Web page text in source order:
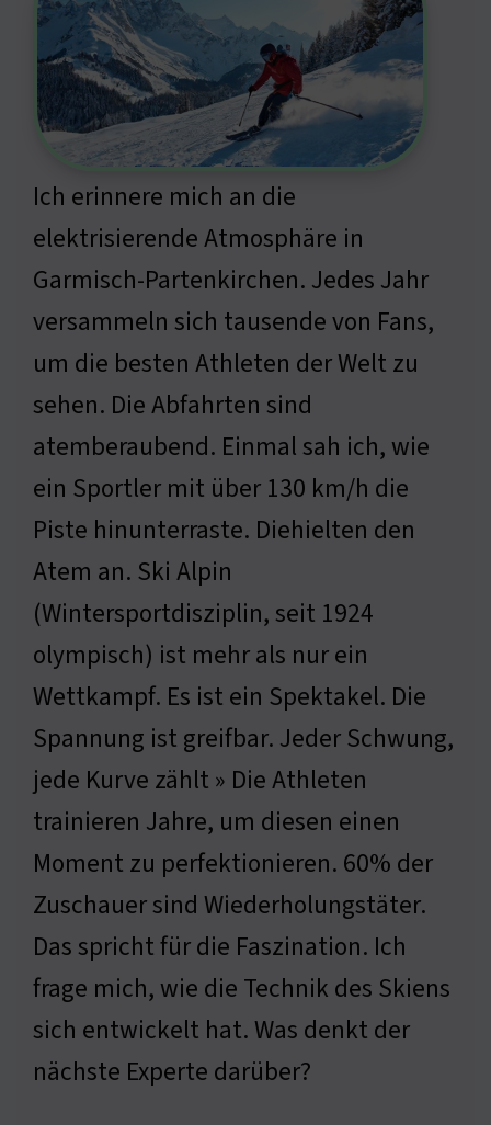
Ich erinnere mich an die
elektrisierende Atmosphäre in
Garmisch-Partenkirchen. Jedes Jahr
versammeln sich tausende von Fans,
um die besten Athleten der Welt zu
sehen. Die Abfahrten sind
atemberaubend. Einmal sah ich, wie
ein Sportler mit über 130 km/h die
Piste hinunterraste. Diehielten den
Atem an. Ski Alpin
(Wintersportdisziplin, seit 1924
olympisch) ist mehr als nur ein
Wettkampf. Es ist ein Spektakel. Die
Spannung ist greifbar. Jeder Schwung,
jede Kurve zählt » Die Athleten
trainieren Jahre, um diesen einen
Moment zu perfektionieren. 60% der
Zuschauer sind Wiederholungstäter.
Das spricht für die Faszination. Ich
frage mich, wie die Technik des Skiens
sich entwickelt hat. Was denkt der
nächste Experte darüber?